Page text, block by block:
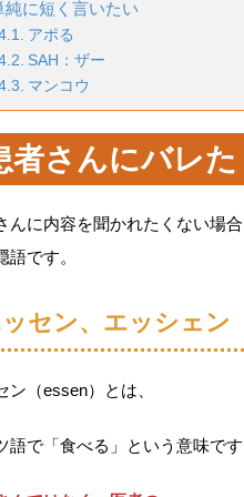
純に短く言いたい
アポる
SAH：ザー
マンコウ
者さんにバレ
んに内容を聞かれたくない場合
語です。
セン、エッシェン
ン（essen）とは、
語で「食べる」という意味です